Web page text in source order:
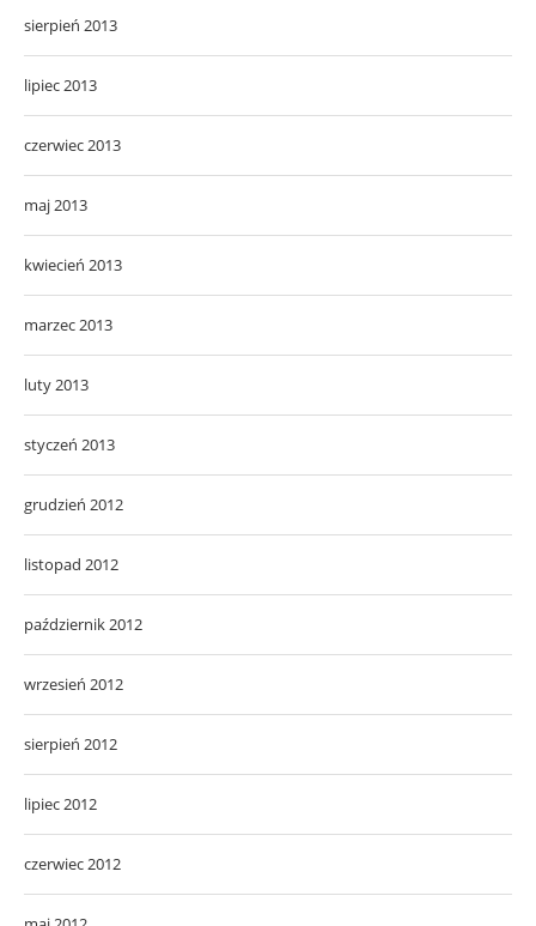
sierpień 2013
lipiec 2013
czerwiec 2013
maj 2013
kwiecień 2013
marzec 2013
luty 2013
styczeń 2013
grudzień 2012
listopad 2012
październik 2012
wrzesień 2012
sierpień 2012
lipiec 2012
czerwiec 2012